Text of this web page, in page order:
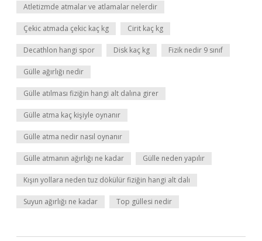
Atletizmde atmalar ve atlamalar nelerdir
Çekic atmada çekic kaç kg Cirit kaç kg
Decathlon hangi spor Disk kaç kg Fizik nedir 9 sınıf
Gülle ağırlığı nedir
Gülle atılması fiziğin hangi alt dalına girer
Gülle atma kaç kişiyle oynanır
Gülle atma nedir nasıl oynanır
Gülle atmanın ağırlığı ne kadar Gülle neden yapılır
Kışın yollara neden tuz dökülür fiziğin hangi alt dalı
Suyun ağırlığı ne kadar Top güllesi nedir